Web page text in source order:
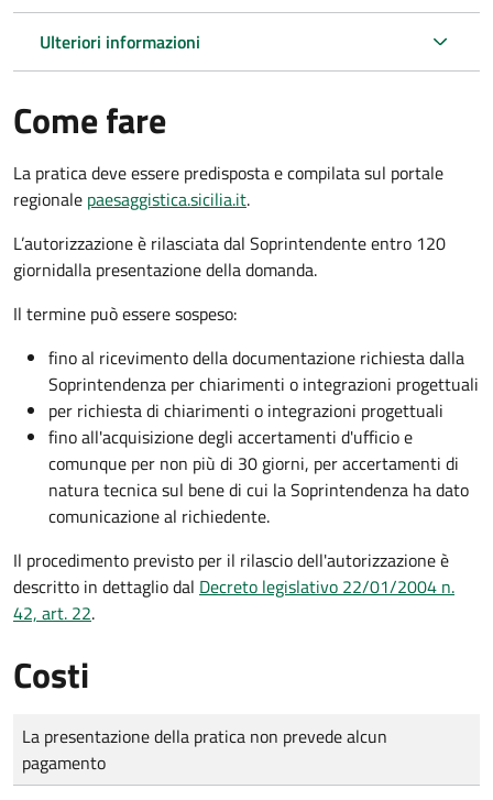
Ulteriori informazioni
Come fare
La pratica deve essere predisposta e compilata sul portale
regionale paesaggistica.sicilia.it.
L’autorizzazione è rilasciata dal Soprintendente entro 120
giornidalla presentazione della domanda.
Il termine può essere sospeso:
fino al ricevimento della documentazione richiesta dalla
Soprintendenza per chiarimenti o integrazioni progettuali
per richiesta di chiarimenti o integrazioni progettuali
fino all'acquisizione degli accertamenti d'ufficio e
comunque per non più di 30 giorni, per accertamenti di
natura tecnica sul bene di cui la Soprintendenza ha dato
comunicazione al richiedente.
Il procedimento previsto per il rilascio dell'autorizzazione è
descritto in dettaglio dal Decreto legislativo 22/01/2004 n.
42, art. 22.
Costi
Tipo di pagamento
Importo
La presentazione della pratica non prevede alcun
pagamento